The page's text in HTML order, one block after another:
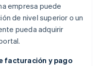
empresa puede
de nivel superior o un
pueda adquirir
facturación y pago